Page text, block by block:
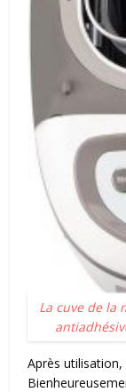
La cuve de la
Après